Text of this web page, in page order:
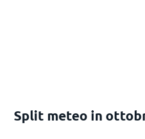
Split meteo in